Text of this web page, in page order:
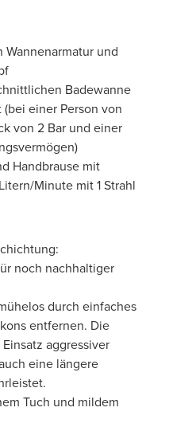
und
Badewanne
einer Person von
von 2 Bar und einer
Handbrause mit
Minute mit 1 Strahl
noch nachhaltiger
durch einfaches
entfernen. Die
aggressiver
eine längere
Tuch und mildem